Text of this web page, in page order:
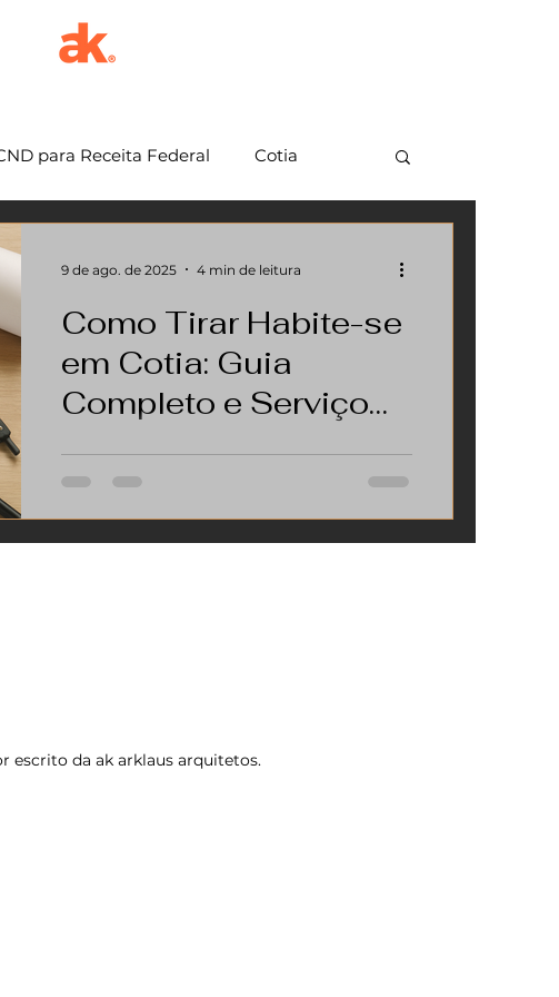
para Receita Federal Cotia
Como Tirar Habite-se
em Cotia: Guia
Completo e Serviço
ak • arklaus
arquitetos +
Se você pesquisou "como tirar habite-
se em Cotia", provavelmente está com
9 de ago. de 2025 4 min de leitura
escrito da ak arklaus arquitetos.